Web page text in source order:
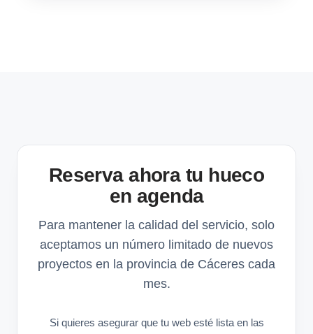
Reserva ahora tu hueco
en agenda
Para mantener la calidad del servicio, solo
aceptamos un número limitado de nuevos
proyectos en la provincia de Cáceres cada
mes.
Si quieres asegurar que tu web esté lista en las